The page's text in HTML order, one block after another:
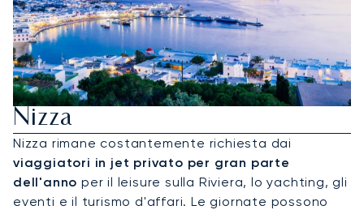
Noleggia Un Jet Privato Per
Nizza
Nizza rimane costantemente richiesta dai
viaggiatori in jet privato per gran parte
dell'anno per il leisure sulla Riviera, lo yachting, gli
eventi e il turismo d'affari. Le giornate possono